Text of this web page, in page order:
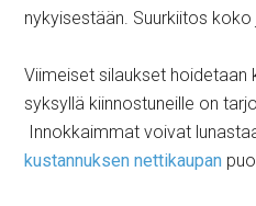
nykyisestään. Suurkiitos koko
Viimeiset silaukset hoidetaan
syksyllä kiinnostuneille on
Innokkaimmat voivat
kustannuksen nettikaupan